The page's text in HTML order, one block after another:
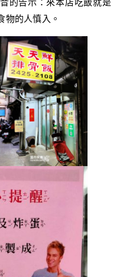
的告示：來本店吃飯就是
物的人慎入。